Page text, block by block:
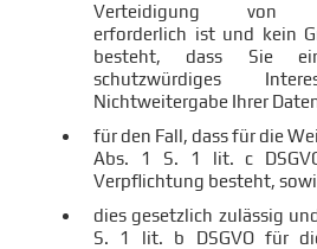
Verteidigung von
erforderlich ist und kein
besteht, dass Sie ein
schutzwürdiges
Nichtweitergabe Ihrer
für den Fall, dass für die
Abs. 1 S. 1 lit. c
Verpflichtung besteht,
dies gesetzlich zulässig
S. 1 lit. b DSGVO für